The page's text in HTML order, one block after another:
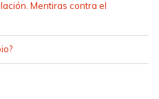
Mentiras contra el